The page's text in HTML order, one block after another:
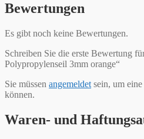
Bewertungen
Es gibt noch keine Bewertungen.
Schreiben Sie die erste Bewertung
Polypropylenseil 3mm orange“
Sie müssen angemeldet sein, um
können.
Waren- und